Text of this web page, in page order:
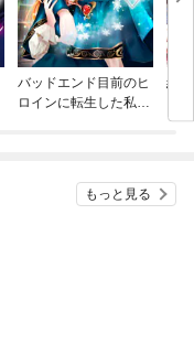
バッドエンド目前のヒ
ロインに転生した私、
結
もっと見る